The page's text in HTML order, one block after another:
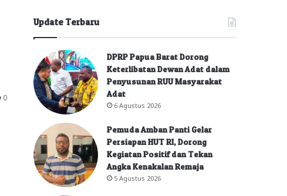
0
Update Terbaru
DPRP Papua Barat Dorong
Keterlibatan Dewan Adat dalam
Penyusunan RUU Masyarakat
Adat
6 Agustus 2026
Pemuda Amban Panti Gelar
Persiapan HUT RI, Dorong
Kegiatan Positif dan Tekan
Angka Kenakalan Remaja
5 Agustus 2026